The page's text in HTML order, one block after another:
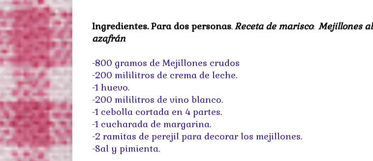
Ingredientes. Para dos personas.Receta de marisco: Mejillones al
azafrán
-800 gramos de Mejillones crudos
-200 mililitros de crema de leche.
-1 huevo.
-200 mililitros de vino blanco.
-1 cebolla cortada en 4 partes.
-1 cucharada de margarina.
-2 ramitas de perejil para decorar los mejillones.
-Sal y pimienta.